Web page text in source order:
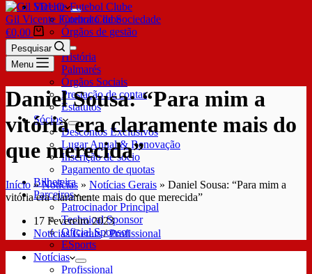
SDUQ
Contrato de Sociedade
Órgãos de gestão
Clube
História
Palmarés
Órgãos Sociais
Prestação de contas
Estatutos
Sócios
Descontos Exclusivos
Lugar Anual & Renovação
Inscrição de sócio
Pagamento de quotas
Bilheteira
Parceiros
Patrocinador Principal
Technical Sponsor
Oficial Sponsor
ESports
Notícias
Profissional
Gil Vicente Futebol Clube
€0,00
Pesquisar
Menu
Daniel Sousa: “Para mim a
vitória era claramente mais do
que merecida”
Início »Notícias » Notícias Gerais » Daniel Sousa: “Para mim a
vitória era claramente mais do que merecida”
17 Fevereiro 2023
Notícias Gerais/Profissional